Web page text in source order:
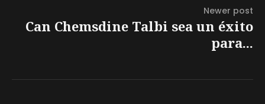
Newer post
Can Chemsdine Talbi sea un éxito
para...